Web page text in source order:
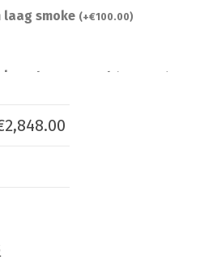
laag smoke (+€100.00)
laag transparant
3
2,848.00